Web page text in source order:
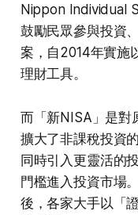
Nippon Individual
鼓勵民眾參與投資
案，自2014年實施
理財工具。
而「新NISA」是對
擴大了非課稅投資
同時引入更靈活的
門檻進入投資市場
後，各家大手以「